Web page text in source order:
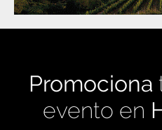
Promociona
evento en